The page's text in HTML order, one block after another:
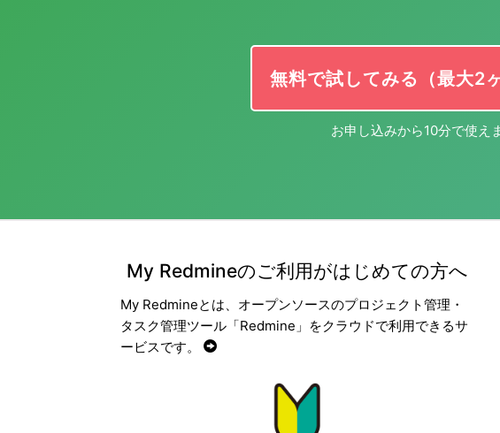
無料で試してみる（最大2
お申し込みから10分で使え
My Redmineのご利用がはじめての方へ
My Redmineとは、オープンソースのプロジェクト管理・
タスク管理ツール「Redmine」をクラウドで利用できるサ
ービスです。